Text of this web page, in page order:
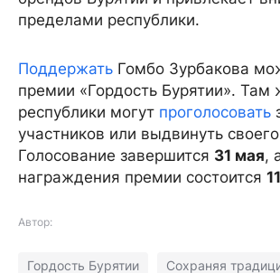
пределами республики.
Поддержать Гомбо Зурбакова
премии «Гордость Бурятии». Там
республики могут проголосовать
участников или выдвинуть
Голосование завершится 31 мая,
награждения премии состоится
Автор:
Гордость Бурятии Сохраняя